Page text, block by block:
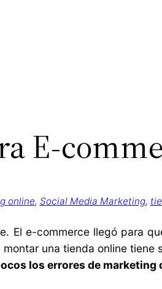
E-
online, Social Media Marketing,
e-commerce llegó para
una tienda online
los errores de